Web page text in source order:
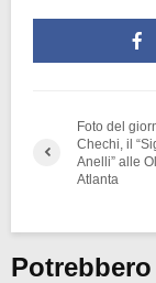
Foto del
Chechi, il
Anelli” alle
Atlanta